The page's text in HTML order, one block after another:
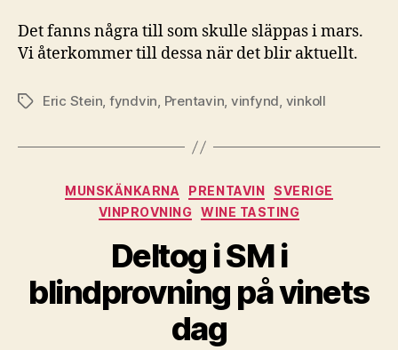
Det fanns några till som skulle släppas i mars.
Vi återkommer till dessa när det blir aktuellt.
EtiketterEric Stein, fyndvin, Prentavin, vinfynd, vinkoll
Kategorier
MUNSKÄNKARNA PRENTAVIN
SVERIGE
VINPROVNING
WINE TASTING
Deltog i SM i
blindprovning på vinets
dag